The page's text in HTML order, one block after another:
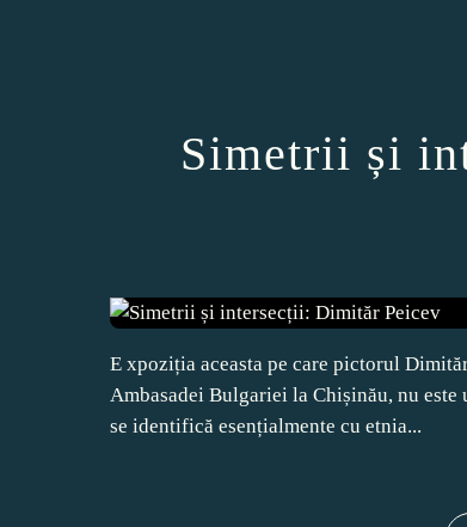
Simetrii și
E xpoziția aceasta pe care pictorul
Ambasadei Bulgariei la Chișinău, nu
se identifică esențialmente cu etnia...